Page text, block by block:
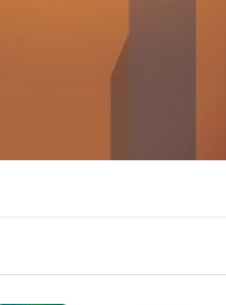
不到的效果。
需要进行更改；